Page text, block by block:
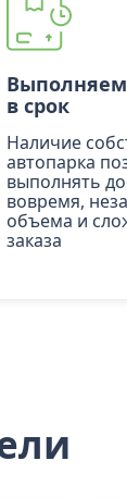
Выполняем
в срок
Наличие
автопарка
выполнять
вовремя,
объема и
заказа